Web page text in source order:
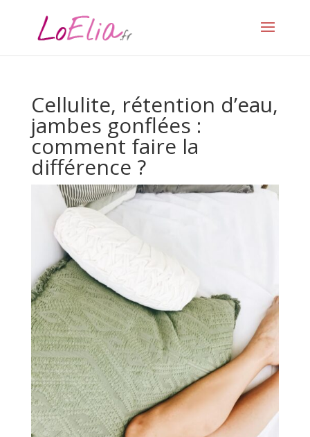
Cellulite, rétention d’eau,
jambes gonflées :
comment faire la
différence ?